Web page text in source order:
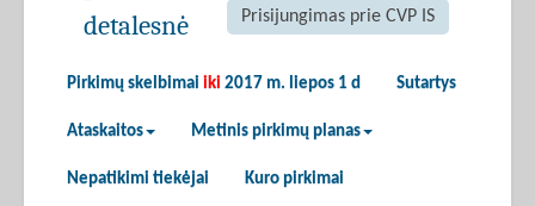
Prisijungimas prie CVP IS
Pirkimų skelbimai iki 2017 m. liepos 1 d Sutartys
Ataskaitos Metinis pirkimų planas
Nepatikimi tiekėjai Kuro pirkimai
detalesnė